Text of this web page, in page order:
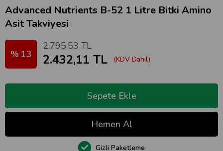
Advanced Nutrients B-52 1 Litre Bitki Amino
Asit Takviyesi
13
2.795,53 TL
2.432,11 TL (KDV Dahil)
Gizli Paketleme